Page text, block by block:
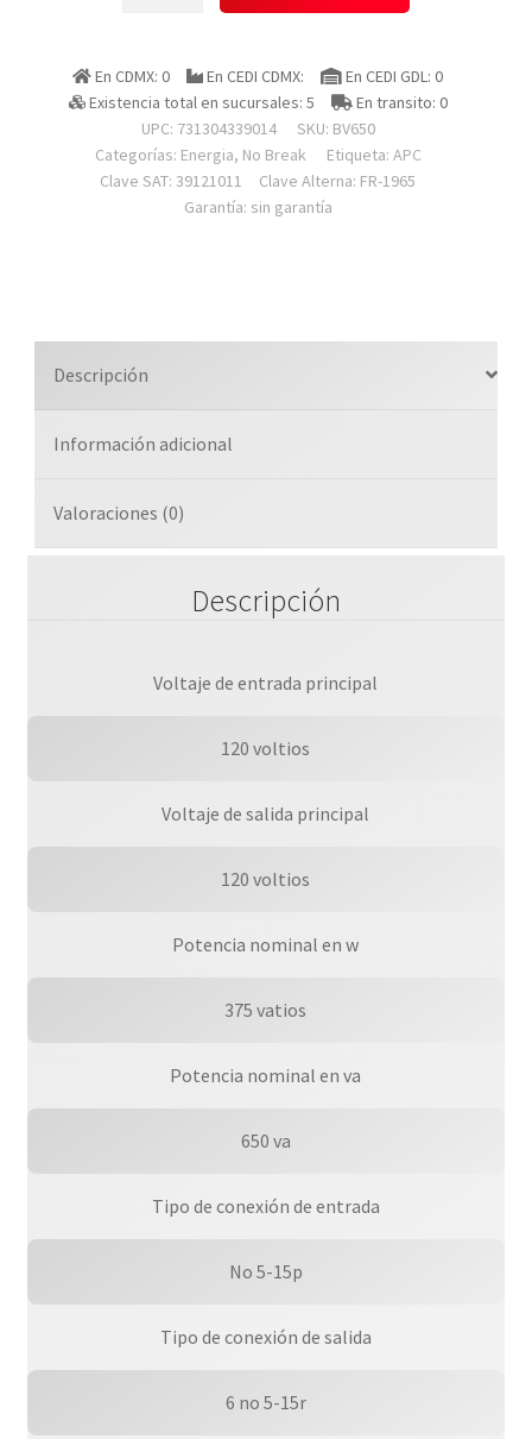
Ups
De
650
En CDMX: 0 En CEDI CDMX:
En CEDI GDL: 0
Existencia total en sucursales: 5
En transito: 0
UPC: 731304339014
SKU: BV650
Categorías: Energia, No Break Etiqueta: APC
Clave SAT: 39121011
Clave Alterna: FR-1965
Garantía: sin garantía
Descripción
Información adicional
Valoraciones (0)
Descripción
Voltaje de entrada principal
120 voltios
Voltaje de salida principal
120 voltios
Potencia nominal en w
375 vatios
Potencia nominal en va
650 va
Tipo de conexión de entrada
No 5-15p
Tipo de conexión de salida
6 no 5-15r